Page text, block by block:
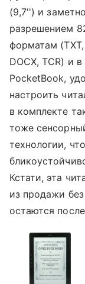
(9,7'') и
разрешением
форматам (TXT,
DOCX, TCR) и
PocketBook,
настроить
в комплекте
тоже
технологии,
Кстати, эта
из продажи
остаются